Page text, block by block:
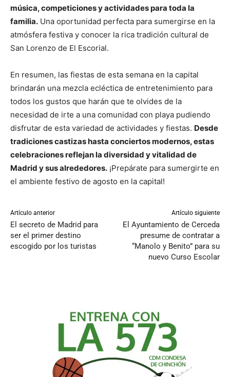
música, competiciones y actividades para toda la
familia. Una oportunidad perfecta para sumergirse en la
atmósfera festiva y conocer la rica tradición cultural de
San Lorenzo de El Escorial.
En resumen, las fiestas de esta semana en la capital
brindarán una mezcla ecléctica de entretenimiento para
todos los gustos que harán que te olvides de la
necesidad de irte a una comunidad con playa pudiendo
disfrutar de esta variedad de actividades y fiestas. Desde
tradiciones castizas hasta conciertos modernos, estas
celebraciones reflejan la diversidad y vitalidad de
Madrid y sus alrededores. ¡Prepárate para sumergirte en
el ambiente festivo de agosto en la capital!
Artículo anterior
El secreto de Madrid para
ser el primer destino
escogido por los turistas
Artículo siguiente
El Ayuntamiento de Cerceda
presume de contratar a
“Manolo y Benito” para su
nuevo Curso Escolar